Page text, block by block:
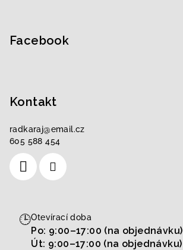
Facebook
Kontakt
radkaraj@email.cz
605 588 454
🕒Otevírací doba
Po: 9:00–17:00 (na objednávku)
Út: 9:00–17:00 (na objednávku)